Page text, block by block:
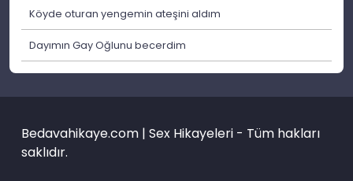
Köyde oturan yengemin ateşini aldım
Dayımın Gay Oğlunu becerdim
Bedavahikaye.com | Sex Hikayeleri - Tüm hakları
saklıdır.